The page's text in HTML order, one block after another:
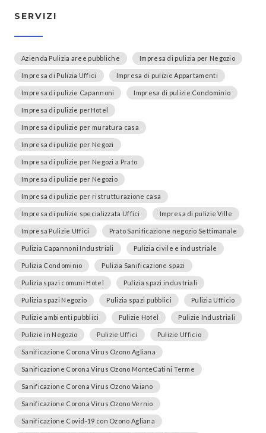
SERVIZI
Azienda Pulizia aree pubbliche Impresa di pulizia per Negozio
Impresa di Pulizia Uffici Impresa di pulizie Appartamenti
Impresa di pulizie Capannoni Impresa di pulizie Condominio
Impresa di pulizie perHotel
Impresa di pulizie per muratura casa
Impresa di pulizie per Negozi
Impresa di pulizie per Negozi a Prato
Impresa di pulizie per Negozio
Impresa di pulizie per ristrutturazione casa
Impresa di pulizie specializzata Uffici Impresa di pulizie Ville
Impresa Pulizie Uffici Prato Sanificazione negozio Settimanale
Pulizia Capannoni Industriali Pulizia civile e industriale
Pulizia Condominio Pulizia Sanificazione spazi
Pulizia spazi comuni Hotel Pulizia spazi industriali
Pulizia spazi Negozio Pulizia spazi pubblici Pulizia Ufficio
Pulizie ambienti pubblici Pulizie Hotel Pulizie Industriali
Pulizie in Negozio Pulizie Uffici Pulizie Ufficio
Sanificazione Corona Virus Ozono Agliana
Sanificazione Corona Virus Ozono MonteCatini Terme
Sanificazione Corona Virus Ozono Vaiano
Sanificazione Corona Virus Ozono Vernio
Sanificazione Covid-19 con Ozono Agliana